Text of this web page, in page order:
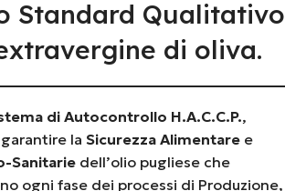
Standard Qualitativo
di oliva.
di Autocontrollo H.A.C.C.P.,
la Sicurezza Alimentare e
Sanitarie dell’olio pugliese che
ogni fase dei processi di Produzione,